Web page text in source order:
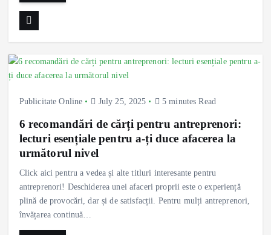
Publicitate Online July 25, 2025 5 minutes Read
6 recomandări de cărți pentru antreprenori:
lecturi esențiale pentru a-ți duce afacerea la
următorul nivel
Click aici pentru a vedea și alte titluri interesante pentru
antreprenori! Deschiderea unei afaceri proprii este o experiență
plină de provocări, dar și de satisfacții. Pentru mulți antreprenori,
învățarea continuă…